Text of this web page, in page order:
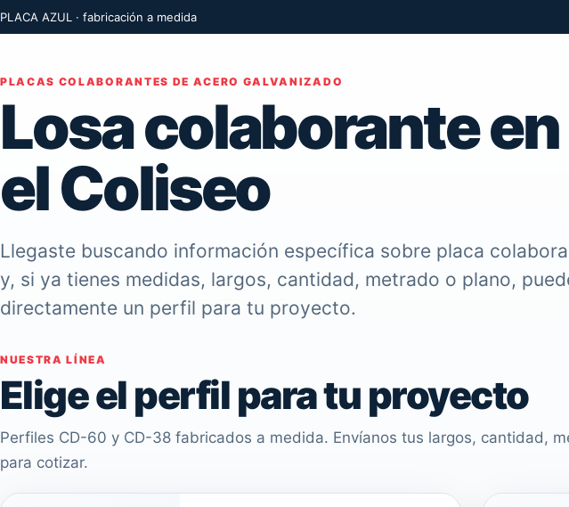
PLACA AZUL · fabricación a medida
PLACAS COLABORANTES DE ACERO GALVANIZADO
Losa colaborante
el Coliseo
Llegaste buscando información específica sobre placa
y, si ya tienes medidas, largos, cantidad, metrado o plano,
directamente un perfil para tu proyecto.
NUESTRA LÍNEA
Elige el perfil para tu proyecto
Perfiles CD-60 y CD-38 fabricados a medida. Envíanos tus largos, cantidad,
para cotizar.